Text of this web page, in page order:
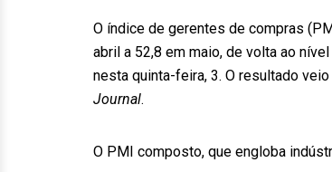
O índice de gerentes de compras
abril a 52,8 em maio, de volta ao
nesta quinta-feira, 3. O resultado
Journal.
O PMI composto, que engloba